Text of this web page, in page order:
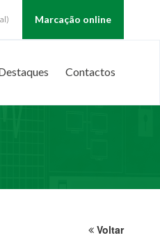
Marcação online
Contactos
Voltar